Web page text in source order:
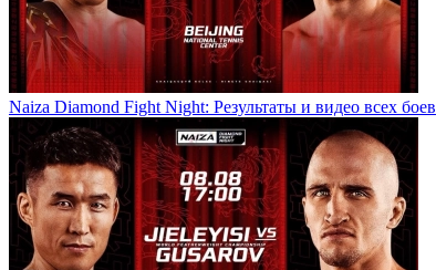
Naiza Diamond Fight Night: Результаты и видео всех боев